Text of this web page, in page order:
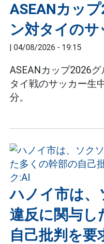
ASEANカッ
ン対タイの
| 04/08/2026 - 19:15
ASEANカップ2026
タイ戦のサッカー生
分。
ハノイ市は、
違反に関与し
自己批判を要